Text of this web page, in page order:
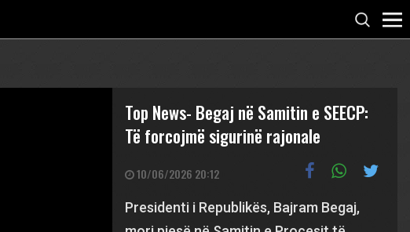
Top News- Begaj në Samitin e SEECP:
Të forcojmë sigurinë rajonale
10/06/2026 20:12
Presidenti i Republikës, Bajram Begaj,